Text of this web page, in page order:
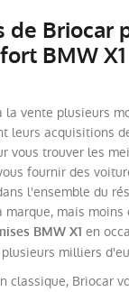
de Briocar
BMW
vente plusieurs
leurs acquisitions
vous trouver les
fournir des
l'ensemble du
mais moins
BMW X1 en
milliers
classique, Briocar